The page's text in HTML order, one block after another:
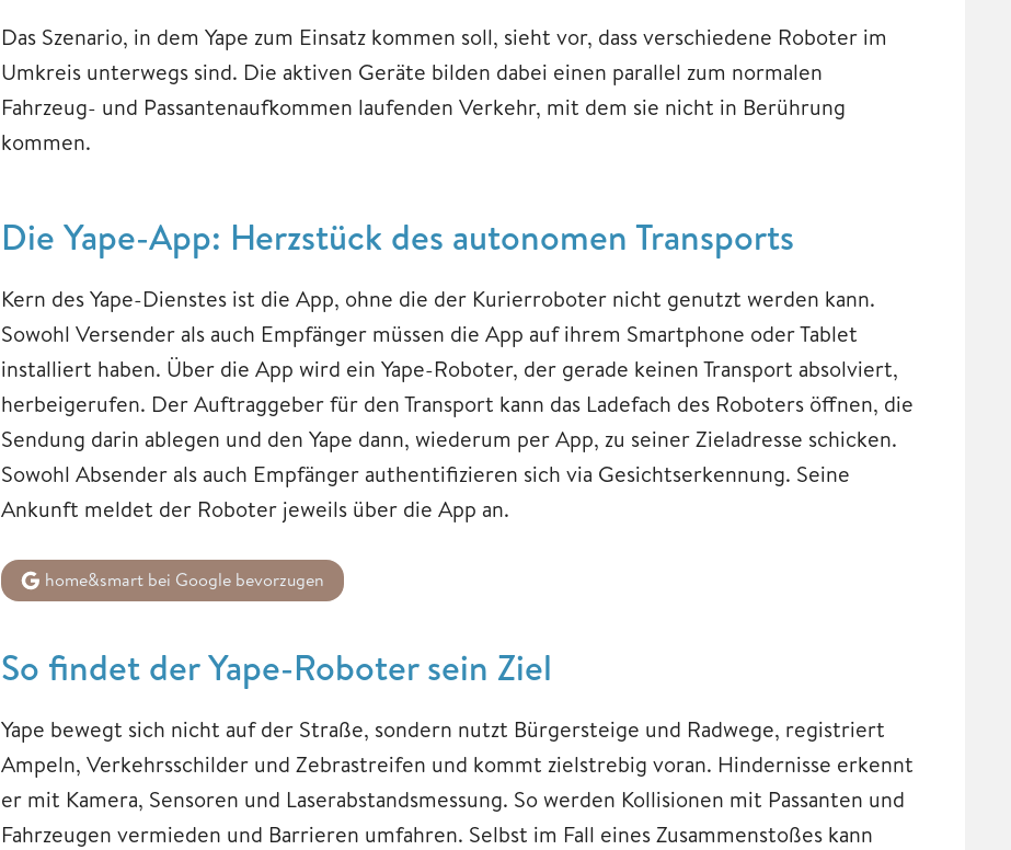
Das Szenario, in dem Yape zum Einsatz kommen soll, sieht vor, dass verschiedene Roboter im
Umkreis unterwegs sind. Die aktiven Geräte bilden dabei einen parallel zum normalen
Fahrzeug- und Passantenaufkommen laufenden Verkehr, mit dem sie nicht in Berührung
kommen.
Die Yape-App: Herzstück des autonomen Transports
Kern des Yape-Dienstes ist die App, ohne die der Kurierroboter nicht genutzt werden kann.
Sowohl Versender als auch Empfänger müssen die App auf ihrem Smartphone oder Tablet
installiert haben. Über die App wird ein Yape-Roboter, der gerade keinen Transport absolviert,
herbeigerufen. Der Auftraggeber für den Transport kann das Ladefach des Roboters öffnen, die
Sendung darin ablegen und den Yape dann, wiederum per App, zu seiner Zieladresse schicken.
Sowohl Absender als auch Empfänger authentifizieren sich via Gesichtserkennung. Seine
Ankunft meldet der Roboter jeweils über die App an.
home&smart bei Google bevorzugen
So findet der Yape-Roboter sein Ziel
Yape bewegt sich nicht auf der Straße, sondern nutzt Bürgersteige und Radwege, registriert
Ampeln, Verkehrsschilder und Zebrastreifen und kommt zielstrebig voran. Hindernisse erkennt
er mit Kamera, Sensoren und Laserabstandsmessung. So werden Kollisionen mit Passanten und
Fahrzeugen vermieden und Barrieren umfahren. Selbst im Fall eines Zusammenstoßes kann